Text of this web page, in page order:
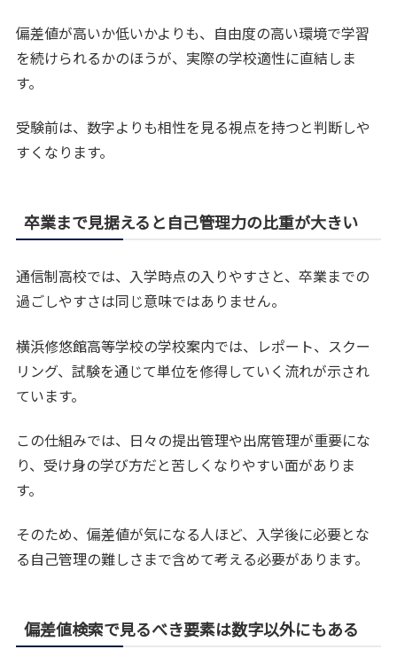
偏差値が高いか低いかよりも、自由度の高い環境で学習
を続けられるかのほうが、実際の学校適性に直結しま
す。
受験前は、数字よりも相性を見る視点を持つと判断しや
すくなります。
卒業まで見据えると自己管理力の比重が大きい
通信制高校では、入学時点の入りやすさと、卒業までの
過ごしやすさは同じ意味ではありません。
横浜修悠館高等学校の学校案内では、レポート、スクー
リング、試験を通じて単位を修得していく流れが示され
ています。
この仕組みでは、日々の提出管理や出席管理が重要にな
り、受け身の学び方だと苦しくなりやすい面がありま
す。
そのため、偏差値が気になる人ほど、入学後に必要とな
る自己管理の難しさまで含めて考える必要があります。
偏差値検索で見るべき要素は数字以外にもある